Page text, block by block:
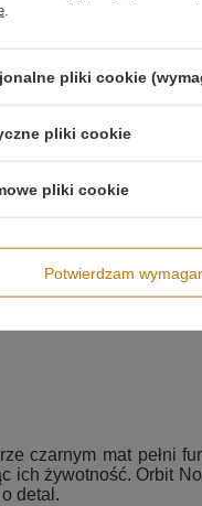
czarnym mat pełni
ich żywotność. Orbit
detal.
pliki cookie
pliki cookie
pliki cookie
Potwierdzam